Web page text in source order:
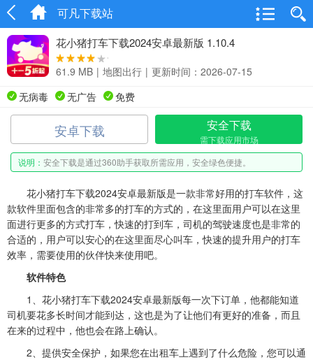
可凡下载站
花小猪打车下载2024安卓最新版 1.10.4
61.9 MB | 地图出行 | 更新时间：2026-07-15
无病毒
无广告 免费
安卓下载 安全下载
需下载应用市场
说明： 安全下载是通过360助手获取所需应用，安全绿色便捷。
花小猪打车下载2024安卓最新版是一款非常好用的打车软件，这
款软件里面包含的非常多的打车的方式的，在这里面用户可以在这里
面进行更多的方式打车，快速的打到车，司机的驾驶速度也是非常的
合适的，用户可以安心的在这里面尽心叫车，快速的提升用户的打车
效率，需要使用的伙伴快来使用吧。
软件特色
1、花小猪打车下载2024安卓最新版每一次下订单，他都能知道
司机要花多长时间才能到达，这也是为了让他们有更好的准备，而且
在来的过程中，他也会在路上确认。
2、提供安全保护，如果您在出租车上遇到了什么危险，您可以通